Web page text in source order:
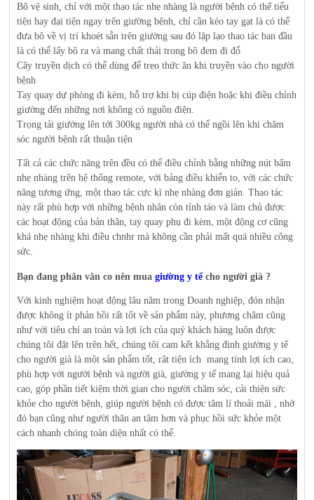
Bô vệ sinh, chỉ với một thao tác nhẹ nhàng là người bệnh có thế tiểu
tiện hay đại tiện ngay trên giường bệnh, chỉ cần kéo tay gạt là có thể
đưa bô về vị trí khoét sẵn trên giường sau đó lặp lạo thao tác ban đầu
là có thể lấy bô ra và mang chất thải trong bô đem đi đổ
Cây truyền dịch có thể dùng để treo thức ăn khi truyền vào cho người
bệnh
Tay quay dự phòng đi kèm, hỗ trợ khi bị cúp điện hoặc khi điều chỉnh
giường đến những nơi không có nguồn điện.
Trọng tải giường lên tới 300kg người nhà có thể ngồi lên khi chăm
sóc người bệnh rất thuận tiện
Tất cả các chức năng trên đều có thể điều chỉnh bằng những nút bấm
nhẹ nhàng trên hệ thống remote, với bảng điều khiển to, với các chức
năng tương ứng, một thao tác cực kì nhẹ nhàng đơn giản. Thao tác
này rất phù hợp với những bệnh nhân còn tỉnh táo và làm chủ được
các hoạt động của bản thân, tay quay phụ đi kèm, một động cơ cũng
khá nhẹ nhàng khi điều chnhr mà không cần phải mất quá nhiều công
sức.
Bạn đang phân vân co nên muagiường y tế cho người già ?
Với kinh nghiệm hoạt động lâu năm trong Doanh nghiệp, đón nhận
được không ít phản hồi rất tốt về sản phẩm này, phương châm cũng
như với tiêu chí an toàn và lợi ích của quý khách hàng luôn được
chúng tôi đặt lên trên hết, chúng tôi cam kết khẳng định giường y tế
cho người già là một sản phẩm tốt, rât tiện ích mang tính lợi ích cao,
phù hợp với người bệnh và người già, giường y tế mang lại hiệu quả
cao, góp phần tiết kiệm thời gian cho người chăm sóc, cải thiện sức
khỏe cho người bệnh, giúp người bệnh có được tâm lí thoải mái , nhờ
đó bạn cũng như người thân an tâm hơn và phục hồi sức khỏe một
cách nhanh chóng toàn diện nhất có thể.